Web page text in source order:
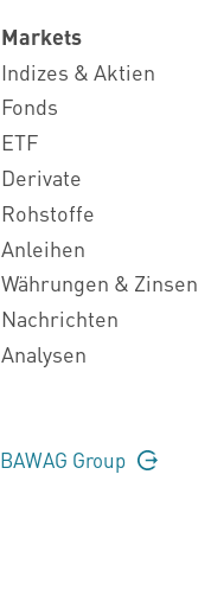
Markets
Indizes & Aktien
Fonds
ETF
Derivate
Rohstoffe
Anleihen
Währungen & Zinsen
Nachrichten
Analysen
BAWAG Group